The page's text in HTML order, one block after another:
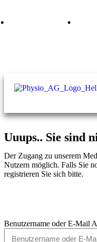
04957 9282800
Uuups.. Sie sind
Der Zugang zu unserem
Nutzern möglich. Falls Sie
registrieren Sie sich bitte.
Benutzername oder E-Mail